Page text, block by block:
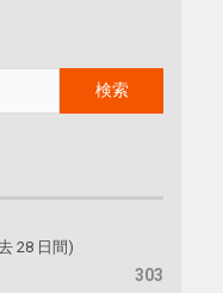
28 日間)
303